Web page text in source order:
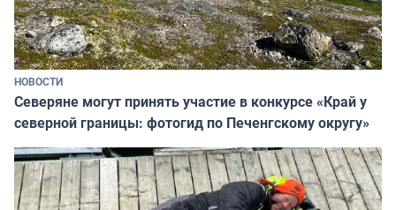
НОВОСТИ
Северяне могут принять участие в конкурсе «Край у
северной границы: фотогид по Печенгскому округу»